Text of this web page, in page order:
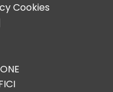
Cookies